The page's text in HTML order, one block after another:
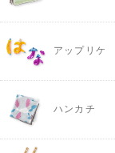
アップリケ
ハンカチ